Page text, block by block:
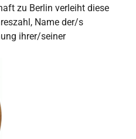
zu Berlin verleiht diese
Name der/s
ihrer/seiner